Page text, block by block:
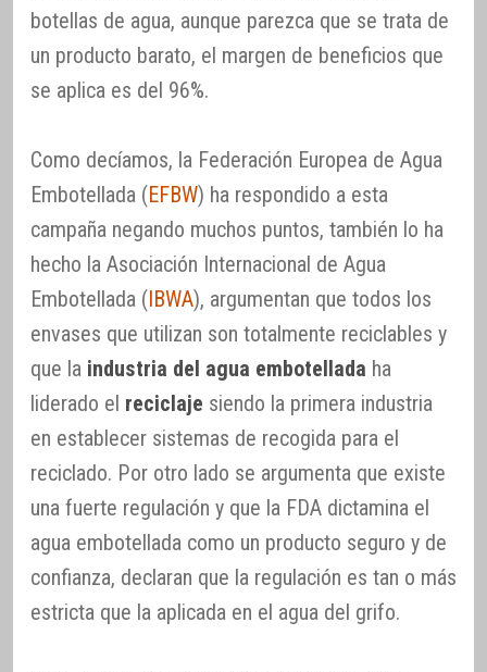
botellas de agua, aunque parezca que se trata de
un producto barato, el margen de beneficios que
se aplica es del 96%.
Como decíamos, la Federación Europea de Agua
Embotellada (EFBW) ha respondido a esta
campaña negando muchos puntos, también lo ha
hecho la Asociación Internacional de Agua
Embotellada (IBWA), argumentan que todos los
envases que utilizan son totalmente reciclables y
que la industria del agua embotellada ha
liderado el reciclaje siendo la primera industria
en establecer sistemas de recogida para el
reciclado. Por otro lado se argumenta que existe
una fuerte regulación y que la FDA dictamina el
agua embotellada como un producto seguro y de
confianza, declaran que la regulación es tan o más
estricta que la aplicada en el agua del grifo.